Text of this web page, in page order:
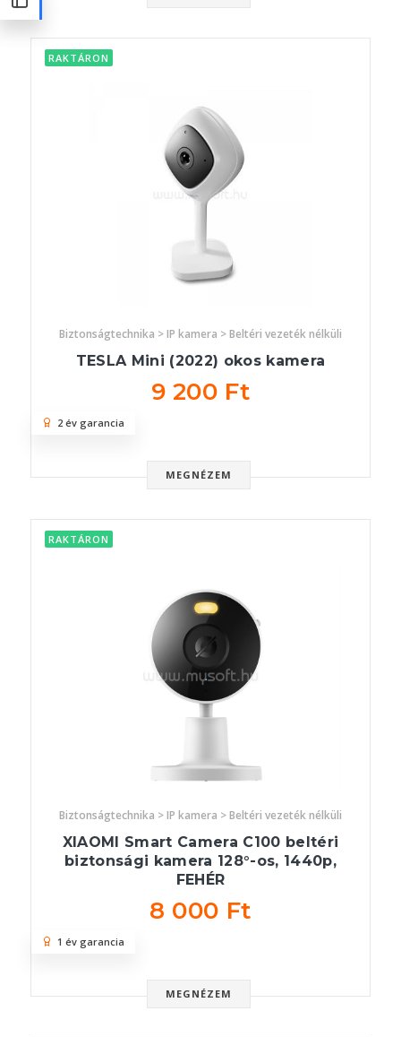
RAKTÁRON
Biztonságtechnika > IP kamera > Beltéri vezeték nélküli
TESLA Mini (2022) okos kamera
9 200 Ft
MEGNÉZEM
2 év garancia
RAKTÁRON
Biztonságtechnika > IP kamera > Beltéri vezeték nélküli
XIAOMI Smart Camera C100 beltéri
biztonsági kamera 128°-os, 1440p,
FEHÉR
8 000 Ft
MEGNÉZEM
1 év garancia